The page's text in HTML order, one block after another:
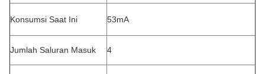
Konsumsi Saat Ini 53mA
Jumlah Saluran Masuk 4